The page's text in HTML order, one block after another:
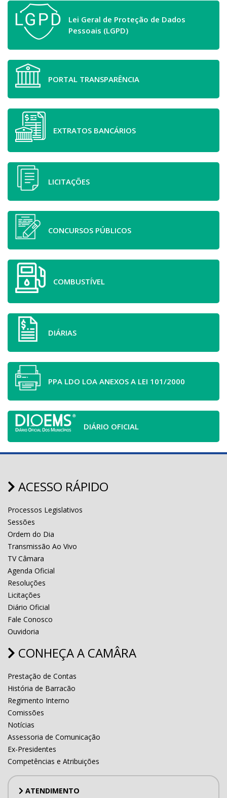
Lei Geral de Proteção de Dados
Pessoais (LGPD)
PORTAL TRANSPARÊNCIA
EXTRATOS BANCÁRIOS
LICITAÇÕES
CONCURSOS PÚBLICOS
COMBUSTÍVEL
DIÁRIAS
PPA LDO LOA ANEXOS A LEI 101/2000
DIÁRIO OFICIAL
ACESSO RÁPIDO
Processos Legislativos
Sessões
Ordem do Dia
Transmissão Ao Vivo
TV Câmara
Agenda Oficial
Resoluções
Licitações
Diário Oficial
Fale Conosco
Ouvidoria
CONHEÇA A CAMÂRA
Prestação de Contas
História de Barracão
Regimento Interno
Comissões
Notícias
Assessoria de Comunicação
Ex-Presidentes
Competências e Atribuições
ATENDIMENTO